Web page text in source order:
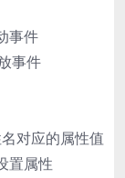
事件
事件
对应的属性值
置属性